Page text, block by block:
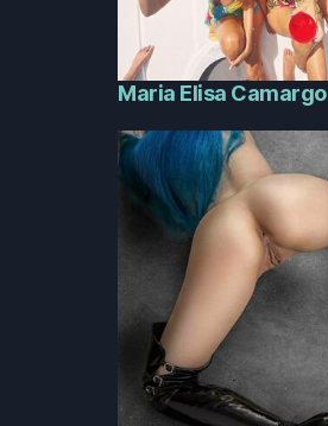
Maria Elisa Camargo